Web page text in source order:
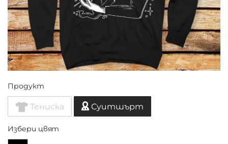
Продукт
Тениска Суитшърт
Избери цвят